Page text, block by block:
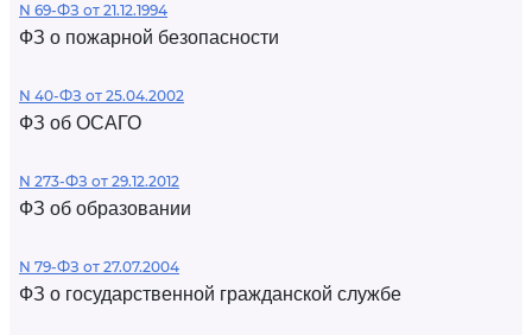
N 69-ФЗ от 21.12.1994
ФЗ о пожарной безопасности
N 40-ФЗ от 25.04.2002
ФЗ об ОСАГО
N 273-ФЗ от 29.12.2012
ФЗ об образовании
N 79-ФЗ от 27.07.2004
ФЗ о государственной гражданской службе